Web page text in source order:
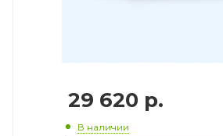
29 620 р.
В наличии